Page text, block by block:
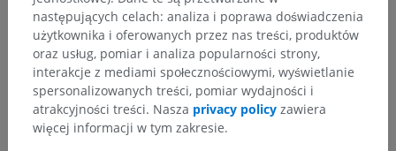
następujących celach: analiza i poprawa doświadczenia
użytkownika i oferowanych przez nas treści, produktów
oraz usług, pomiar i analiza popularności strony,
interakcje z mediami społecznościowymi, wyświetlanie
spersonalizowanych treści, pomiar wydajności i
atrakcyjności treści. Nasza privacy policy zawiera
więcej informacji w tym zakresie.